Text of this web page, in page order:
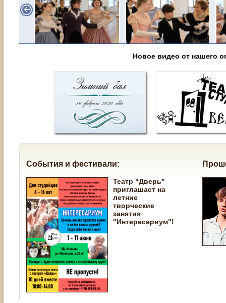
Новое видео от нашего
События и фестивали:
Театр "Дверь"
приглашает на
летние
творческие
занятия
"Интересариум"!